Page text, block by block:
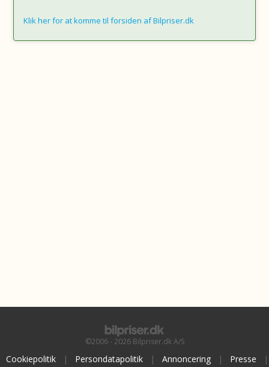
Klik her for at komme til forsiden af Bilpriser.dk
©2006 - 2026 Bilpriser.dk A/S
Cookiepolitik | Persondatapolitik | Annoncering | Presse
|